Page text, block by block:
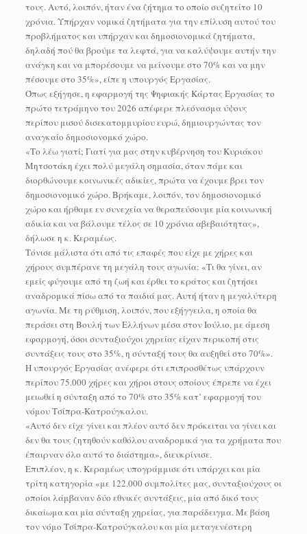
τους. Αυτό, λοιπόν, ήταν ένα ζήτημα το οποίο συζητείτο 10
χρόνια. Υπήρχαν νομικά ζητήματα για την επίλυση αυτού του
προβλήματος και υπήρχαν και δημοσιονομικά ζητήματα,
δηλαδή πού θα βρούμε τα λεφτά, για να καλύψουμε αυτήν την
ανάγκη και να μπορέσουμε να μείνουμε στο 70% και να μην
πέσουμε στο 35%», είπε η υπουργός Εργασίας.
Όπως εξήγησε, η εφαρμογή της Ψηφιακής Κάρτας Εργασίας το
πρώτο τετράμηνο του 2026 απέφερε πλεόνασμα ύψους
περίπου μισού δισεκατομμυρίου ευρώ, δημιουργώντας τον
αναγκαίο δημοσιονομκό χώρο.
«Το λέω γιατί; Γιατί για μας στην κυβέρνηση του Κυριάκου
Μητσοτάκη έχει πολύ μεγάλη σημασία, όταν πάμε και
διορθώνουμε κοινωνικές αδικίες, πρώτα να έχουμε βρει τον
δημοσιονομικό χώρο. Βρήκαμε, λοιπόν, τον δημοσιονομικό
χώρο και ήρθαμε εν συνεχεία να θεραπεύσουμε μία κοινωνική
αδικία και να βάλουμε τέλος σε 10 χρόνια αβεβαιότητας»,
δήλωσε η κ. Κεραμέως.
Τόνισε μάλιστα ότι από τις επαφές που είχε με χήρες και
χήρους συμπέρανε τη μεγάλη τους αγωνία: «Τι θα γίνει, αν
εμείς φύγουμε από τη ζωή και έρθει το κράτος και ζητήσει
αναδρομικά πίσω από τα παιδιά μας. Αυτή ήταν η μεγαλύτερη
αγωνία. Με τη ρύθμιση, λοιπόν, που εξήγγειλα, η οποία θα
περάσει στη Βουλή των Ελλήνων μέσα στον Ιούλιο, με άμεση
εφαρμογή, όσοι συνταξιούχοι χηρείας είχαν περικοπή στις
συντάξεις τους στο 35%, η σύνταξή τους θα αυξηθεί στο 70%».
Η υπουργός Εργασίας ανέφερε ότι επιπροσθέτως υπάρχουν
περίπου 75.000 χήρες και χήροι στους οποίους έπρεπε να έχει
μειωθεί η σύνταξη από το 70% στο 35% κατ’ εφαρμογή του
νόμου Τσίπρα-Κατρούγκαλου.
«Αυτό δεν είχε γίνει και πλέον αυτό δεν πρόκειται να γίνει και
δεν θα τους ζητηθούν καθόλου αναδρομικά για τα χρήματα που
έπαιρναν όλο αυτό το διάστημα», διευκρίνισε.
Επιπλέον, η κ. Κεραμέως υπογράμμισε ότι υπάρχει και μία
τρίτη κατηγορία «με 122.000 συμπολίτες μας, συνταξιούχους οι
οποίοι λάμβαναν δύο εθνικές συντάξεις, μία από δικό τους
δικαίωμα και μία σύνταξη χηρείας, για παράδειγμα. Με βάση
τον νόμο Τσίπρα-Κατρούγκαλου και μία μεταγενέστερη